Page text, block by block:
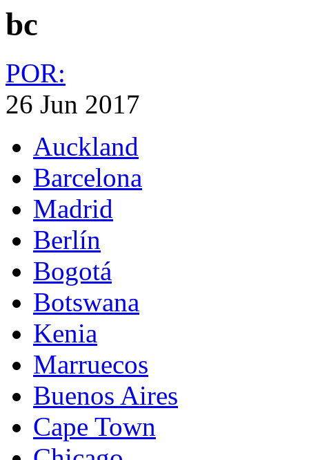
bc
POR:
26 Jun 2017
Auckland
Barcelona
Madrid
Berlín
Bogotá
Botswana
Kenia
Marruecos
Buenos Aires
Cape Town